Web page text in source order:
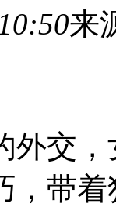
来
交，
，带